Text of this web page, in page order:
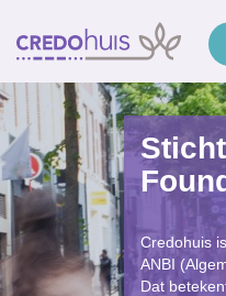
Credohuis
ANBI
Dat